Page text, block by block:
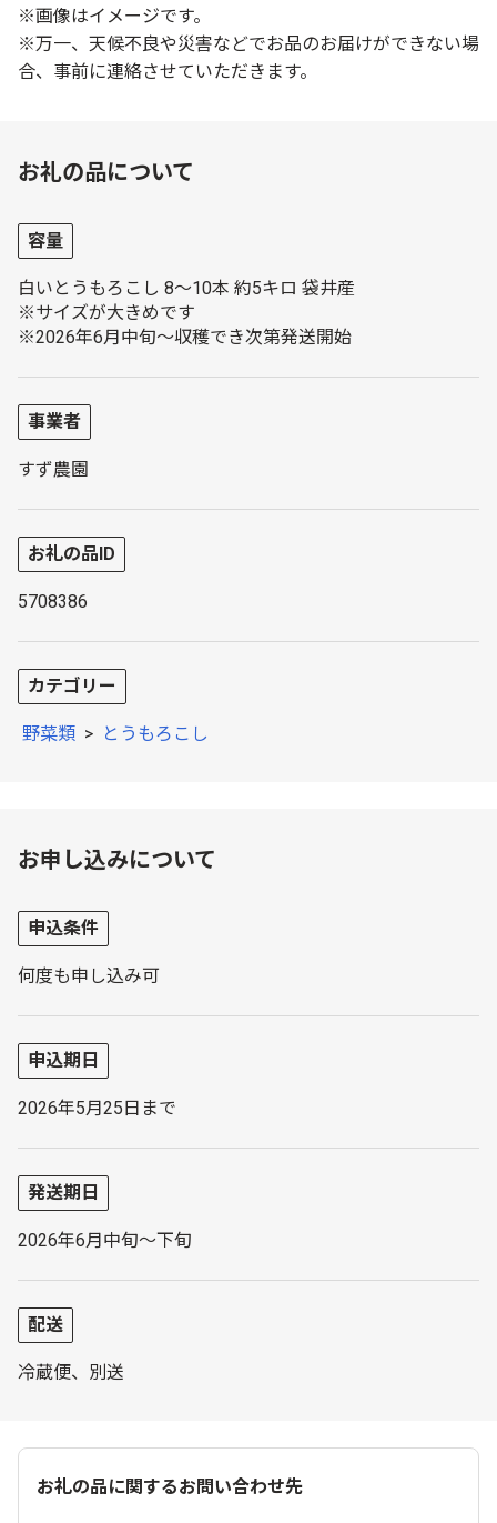
※画像はイメージです。
※万一、天候不良や災害などでお品のお届けができない場
合、事前に連絡させていただきます。
お礼の品について
容量
白いとうもろこし 8～10本 約5キロ 袋井産
※サイズが大きめです
※2026年6月中旬～収穫でき次第発送開始
事業者
すず農園
お礼の品ID
5708386
カテゴリー
野菜類 > とうもろこし
お申し込みについて
申込条件
何度も申し込み可
申込期日
2026年5月25日まで
発送期日
2026年6月中旬～下旬
配送
冷蔵便、別送
お礼の品に関するお問い合わせ先